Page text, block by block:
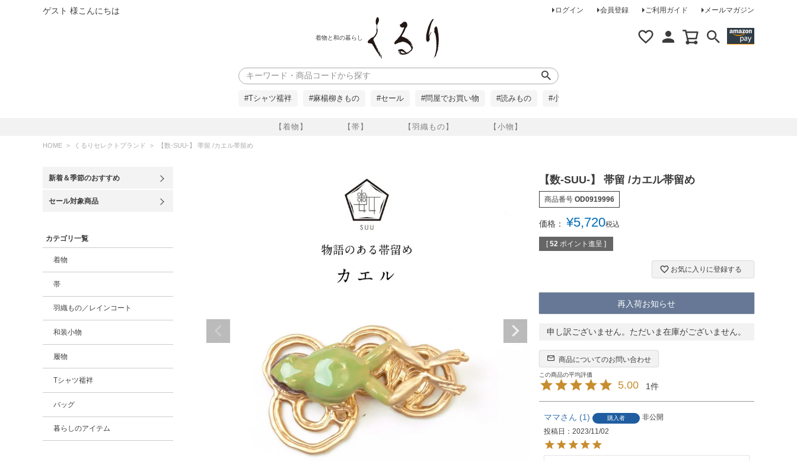
ゲスト 様こんにちは ログイン 会員登録 ご利用ガイド メールマガジン
着物と和の暮らし
【着物】 【帯】 【羽織もの】 【小物】
検索
#Tシャツ襦袢 #麻楊柳きもの #セール #問屋でお買い物 #読みもの #小柄な方に
HOME くるりセレクトブランド 【数-SUU-】 帯留 /カエル帯留め
新着＆季節のおすすめ
セール対象商品
カテゴリ一覧
着物
帯
羽織もの／レインコート
和装小物
履物
Tシャツ襦袢
バッグ
暮らしのアイテム
【数-SUU-】 帯留 /カエル帯留め
商品番号 OD0919996
価格： ¥5,720税込
[ 52 ポイント進呈 ]
お気に入りに登録する
再入荷お知らせ
申し訳ございません。ただいま在庫がございません。
商品についてのお問い合わせ
5.00 1
ママ 1 購入者
非公開
投稿日
2023/11/02